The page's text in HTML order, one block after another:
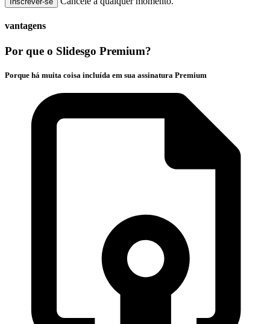
vantagens
Por que o Slidesgo Premium?
Porque há muita coisa incluída em sua assinatura Premium